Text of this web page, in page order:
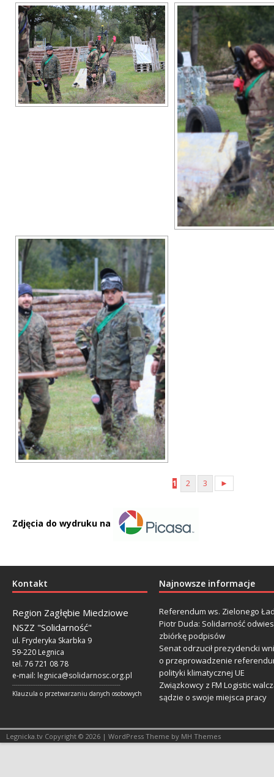
1 2 3 ►
Zdjęcia do wydruku na
Kontakt
Region Zagłębie Miedziowe
NSZZ "Solidarność"
ul. Fryderyka Skarbka 9
59-220 Legnica
tel. 76 721 08 78
e-mail: legnica@solidarnosc.org.pl
Klauzula o przetwarzaniu danych osobowych
Najnowsze informacje
Referendum ws. Zielonego
Piotr Duda: Solidarność
zbiórkę podpisów
Senat odrzucił prezydencki
o przeprowadzenie
polityki klimatycznej UE
Związkowcy z FM Logistic
sądzie o swoje miejsca pracy
Legnicka.tv Copyright © 2026 | WordPress Theme by MH Themes